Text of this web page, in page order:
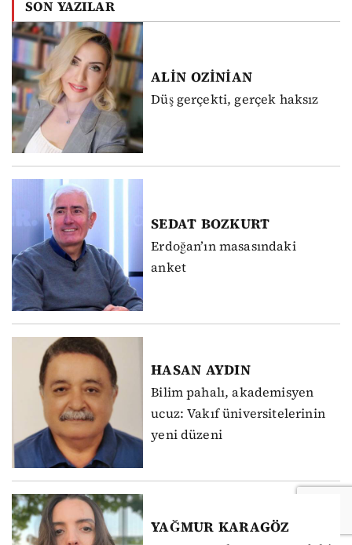
SON YAZILAR
ALİN OZİNİAN
Düş gerçekti, gerçek haksız
SEDAT BOZKURT
Erdoğan’ın masasındaki
anket
HASAN AYDIN
Bilim pahalı, akademisyen
ucuz: Vakıf üniversitelerinin
yeni düzeni
YAĞMUR KARAGÖZ